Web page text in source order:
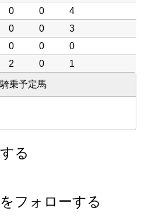
0 0
4
0 0
3
0 0
0
2 0 1
乗予定馬
る
フォローする